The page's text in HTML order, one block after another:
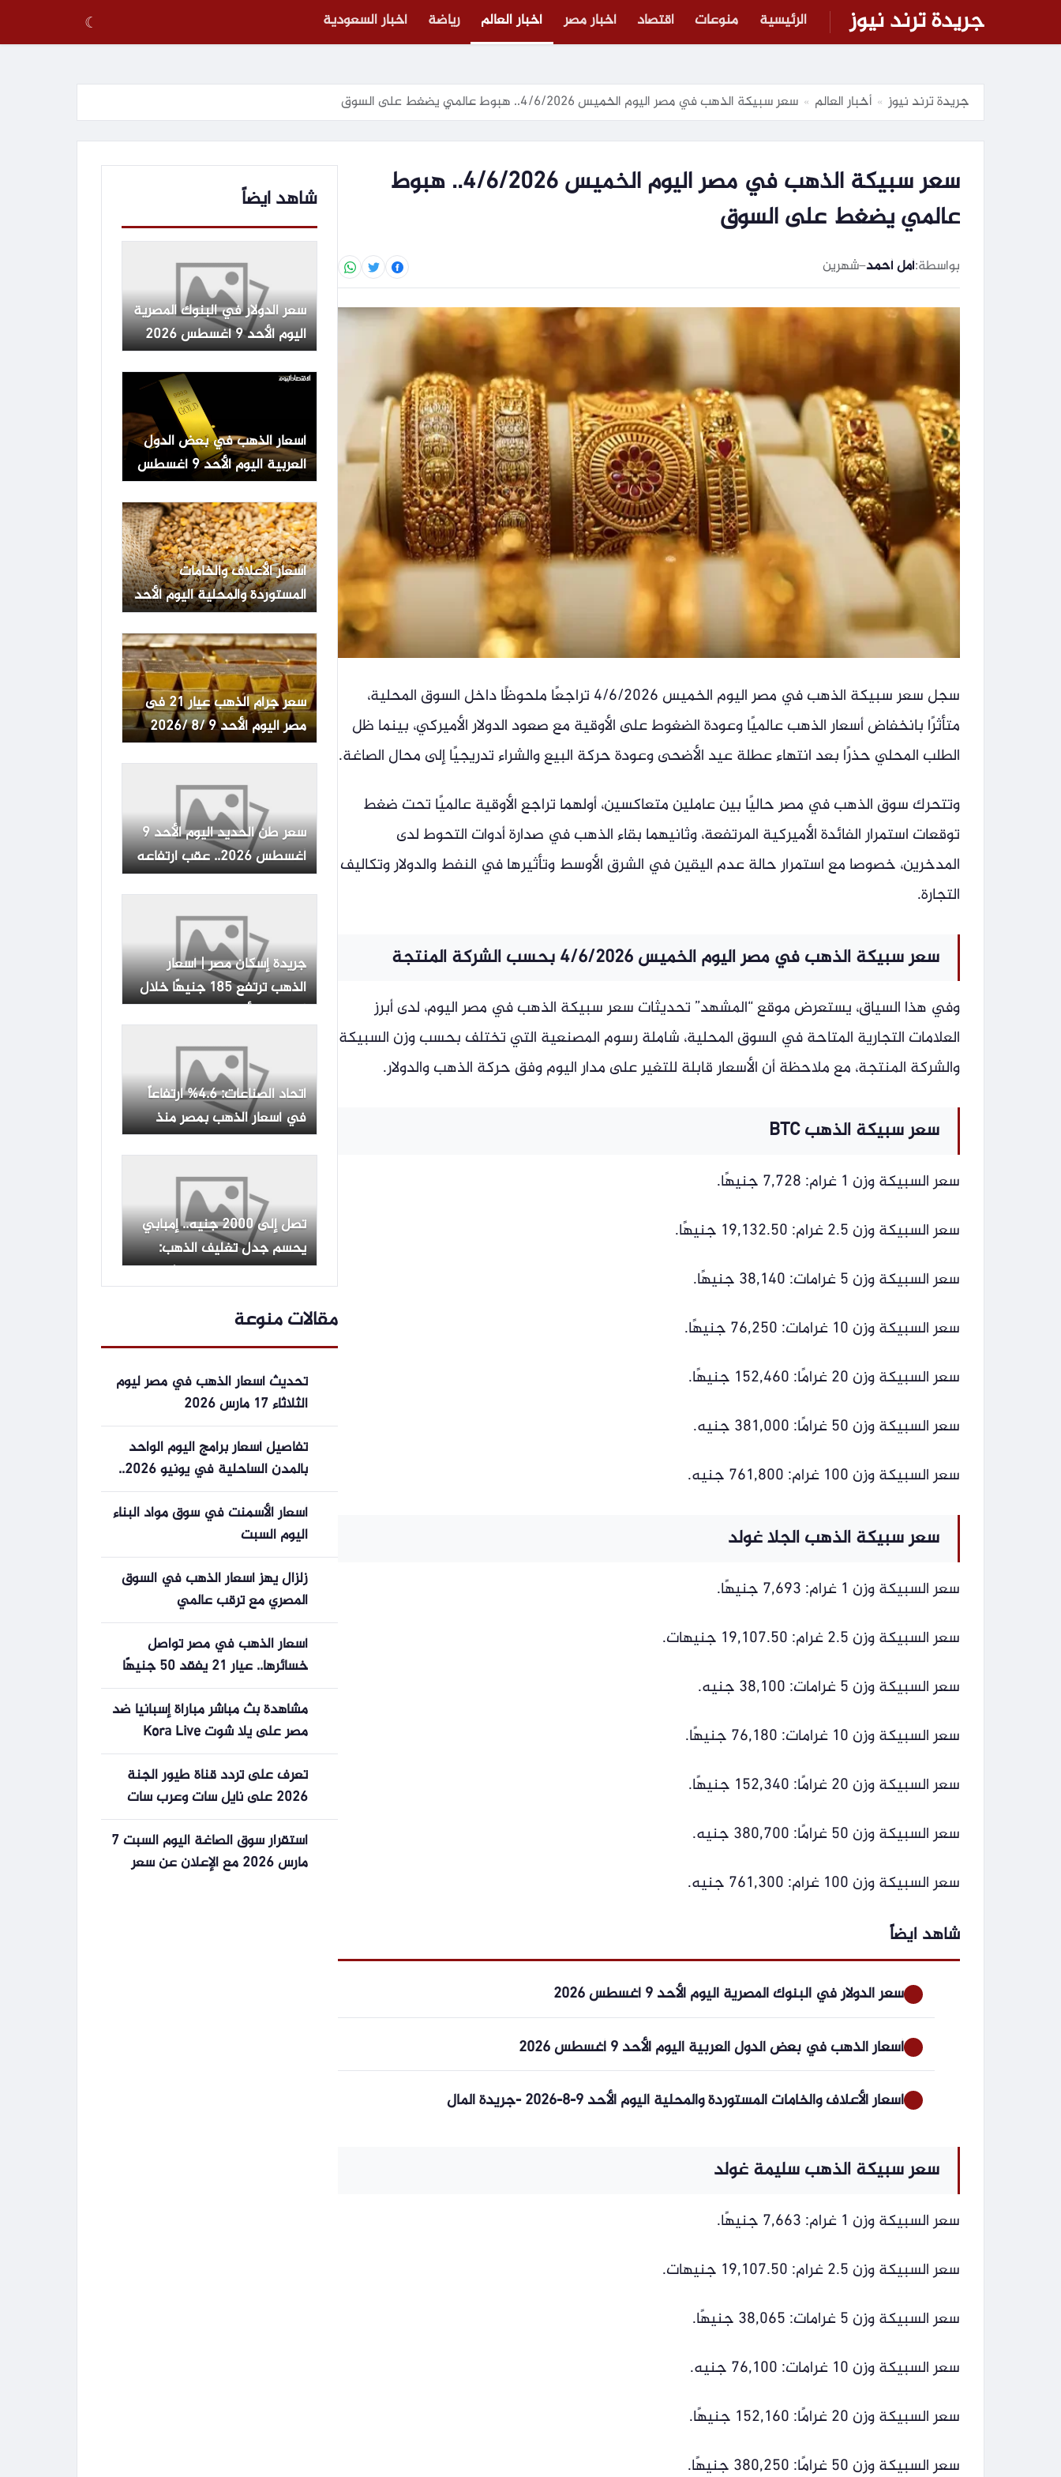
جريدة ترند نيوز الرئيسية منوعات اقتصاد أخبار مصر أخبار العالم رياضة أخبار السعودية ☾
جريدة ترند نيوز » أخبار العالم » سعر سبيكة الذهب في مصر اليوم الخميس 4/6/2026.. هبوط عالمي يضغط على السوق
سعر سبيكة الذهب في مصر اليوم الخميس 4/6/2026.. هبوط
عالمي يضغط على السوق
بواسطة:أمل أحمد–شهرين
سجل سعر سبيكة الذهب في مصر اليوم الخميس 4/6/2026 تراجعًا ملحوظًا داخل السوق المحلية،
متأثرًا بانخفاض أسعار الذهب عالميًا وعودة الضغوط على الأوقية مع صعود الدولار الأميركي، بينما ظل
الطلب المحلي حذرًا بعد انتهاء عطلة عيد الأضحى وعودة حركة البيع والشراء تدريجيًا إلى محال الصاغة.
وتتحرك سوق الذهب في مصر حاليًا بين عاملين متعاكسين، أولهما تراجع الأوقية عالميًا تحت ضغط
توقعات استمرار الفائدة الأميركية المرتفعة، وثانيهما بقاء الذهب في صدارة أدوات التحوط لدى
المدخرين، خصوصا مع استمرار حالة عدم اليقين في الشرق الأوسط وتأثيرها في النفط والدولار وتكاليف
التجارة.
سعر سبيكة الذهب في مصر اليوم الخميس 4/6/2026 بحسب الشركة المنتجة
وفي هذا السياق، يستعرض موقع “المشهد” تحديثات سعر سبيكة الذهب في مصر اليوم، لدى أبرز
العلامات التجارية المتاحة في السوق المحلية، شاملة رسوم المصنعية التي تختلف بحسب وزن السبيكة
والشركة المنتجة، مع ملاحظة أن الأسعار قابلة للتغير على مدار اليوم وفق حركة الذهب والدولار.
سعر سبيكة الذهب BTC
سعر السبيكة وزن 1 غرام: 7,728 جنيهًا.
سعر السبيكة وزن 2.5 غرام: 19,132.50 جنيهًا.
سعر السبيكة وزن 5 غرامات: 38,140 جنيهًا.
سعر السبيكة وزن 10 غرامات: 76,250 جنيهًا.
سعر السبيكة وزن 20 غرامًا: 152,460 جنيهًا.
سعر السبيكة وزن 50 غرامًا: 381,000 جنيه.
سعر السبيكة وزن 100 غرام: 761,800 جنيه.
سعر سبيكة الذهب الجلا غولد
سعر السبيكة وزن 1 غرام: 7,693 جنيهًا.
سعر السبيكة وزن 2.5 غرام: 19,107.50 جنيهات.
سعر السبيكة وزن 5 غرامات: 38,100 جنيه.
سعر السبيكة وزن 10 غرامات: 76,180 جنيهًا.
سعر السبيكة وزن 20 غرامًا: 152,340 جنيهًا.
سعر السبيكة وزن 50 غرامًا: 380,700 جنيه.
سعر السبيكة وزن 100 غرام: 761,300 جنيه.
شاهد ايضاً
سعر الدولار في البنوك المصرية اليوم الأحد 9 أغسطس 2026
أسعار الذهب في بعض الدول العربية اليوم الأحد 9 أغسطس 2026
أسعار الأعلاف والخامات المستوردة والمحلية اليوم الأحد 9-8-2026 -جريدة المال
سعر سبيكة الذهب سليمة غولد
سعر السبيكة وزن 1 غرام: 7,663 جنيهًا.
سعر السبيكة وزن 2.5 غرام: 19,107.50 جنيهات.
سعر السبيكة وزن 5 غرامات: 38,065 جنيهًا.
سعر السبيكة وزن 10 غرامات: 76,100 جنيه.
سعر السبيكة وزن 20 غرامًا: 152,160 جنيهًا.
سعر السبيكة وزن 50 غرامًا: 380,250 جنيهًا.
شاهد ايضاً
سعر الدولار في البنوك المصرية
اليوم الأحد 9 أغسطس 2026
أسعار الذهب في بعض الدول
العربية اليوم الأحد 9 أغسطس
2026
أسعار الأعلاف والخامات
المستوردة والمحلية اليوم الأحد
9-8-2026 -جريدة المال
سعر جرام الذهب عيار 21 فى
مصر اليوم الأحد 9 /8 /2026
سعر طن الحديد اليوم الأحد 9
أغسطس 2026.. عقب ارتفاعه
جريدة إسكان مصر | أسعار
الذهب ترتفع 185 جنيهًا خلال
أسبوع.. والأوقية تقفز 8%
اتحاد الصناعات: 4.6% ارتفاعاً
في أسعار الذهب بمصر منذ
بداية 2026
تصل إلى 2000 جنيه.. إمبابي
يحسم جدل تغليف الذهب:
ليس حيلة للنصب والكاش باك
مقالات منوعة
تحديث أسعار الذهب في مصر ليوم
الثلاثاء 17 مارس 2026
تفاصيل أسعار برامج اليوم الواحد
بالمدن الساحلية في يونيو 2026..
تبدأ ب
أسعار الأسمنت في سوق مواد البناء
اليوم السبت
زلزال يهز أسعار الذهب في السوق
المصري مع ترقب عالمي
أسعار الذهب في مصر تواصل
خسائرها.. عيار 21 يفقد 50 جنيهًا
-جريدة المال
مشاهدة بث مباشر مباراة إسبانيا ضد
مصر على يلا شوت Kora Live
تعرف على تردد قناة طيور الجنة
2026 على نايل سات وعرب سات
استقرار سوق الصاغة اليوم السبت 7
مارس 2026 مع الإعلان عن سعر